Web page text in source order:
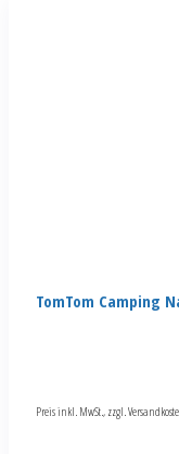
TomTom Camping
Preis inkl. MwSt., zzgl.